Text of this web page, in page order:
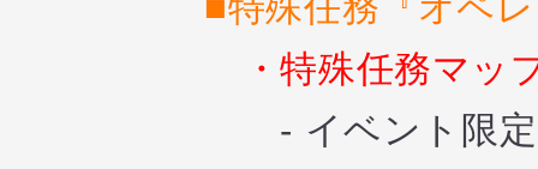
・特殊任務マッ
- イベント限定